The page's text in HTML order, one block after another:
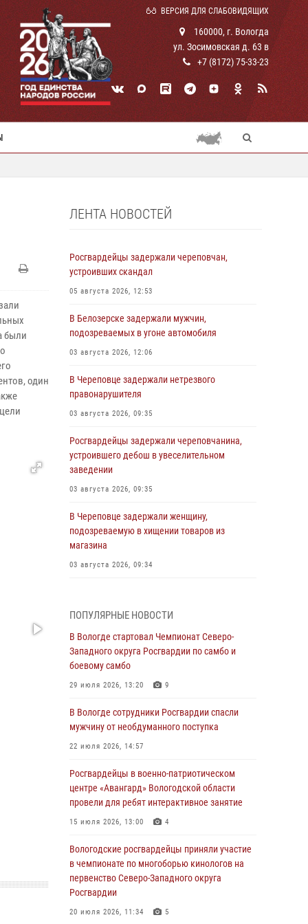
ВЕРСИЯ ДЛЯ СЛАБОВИДЯЩИХ
160000, г. Вологда
ул. Зосимовская д. 63 в
+7 (8172) 75-33-23
были
один
ЛЕНТА НОВОСТЕЙ
Росгвардейцы задержали череповчан,
устроивших скандал
05 августа 2026, 12:53
В Белозерске задержали мужчин,
подозреваемых в угоне автомобиля
03 августа 2026, 12:06
В Череповце задержали нетрезвого
правонарушителя
03 августа 2026, 09:35
Росгвардейцы задержали череповчанина,
устроившего дебош в увеселительном
заведении
03 августа 2026, 09:35
В Череповце задержали женщину,
подозреваемую в хищении товаров из
магазина
03 августа 2026, 09:34
округа Росгвардии по спортивному и боевому
самбо
03 августа 2026, 08:54 8 1
ЗА МИНУВШУЮ НЕДЕЛЮ СОТРУДНИКАМИ
В ВОЛОГОДСКОЙ ОБЛАСТИ ЗАДЕРЖАНО 23
ПРАВОНАРУШИТЕЛЯ
02 августа 2026, 10:37
Росгвардейцы в г. Соколе задержали
несовершеннолетнего нарушителя
на питбайке
31 июля 2026, 06:43
В Вологде стартовал Чемпионат Северо-
Западного округа Росгвардии по самбо и
боевому самбо
29 июля 2026, 13:20
ПОПУЛЯРНЫЕ НОВОСТИ
В Вологде стартовал Чемпионат Северо-
Западного округа Росгвардии по самбо и
боевому самбо
29 июля 2026, 13:20 9
В Вологде сотрудники Росгвардии спасли
мужчину от необдуманного поступка
22 июля 2026, 14:57
Росгвардейцы в военно-патриотическом
центре «Авангард» Вологодской области
провели для ребят интерактивное занятие
15 июля 2026, 13:00 4
Вологодские росгвардейцы приняли участие
в чемпионате по многоборью кинологов на
первенство Северо-Западного округа
Росгвардии
20 июля 2026, 11:34 5